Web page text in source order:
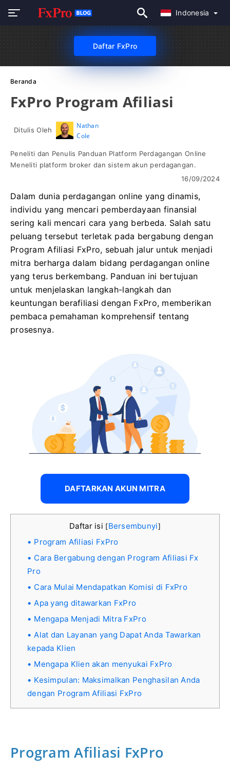
Indonesia
Daftar FxPro
Beranda
FxPro Program Afiliasi
Ditulis Oleh
Nathan
Cole
Peneliti dan Penulis Panduan Platform Perdagangan Online
Meneliti platform broker dan sistem akun perdagangan.
16/09/2024
Dalam dunia perdagangan online yang dinamis,
individu yang mencari pemberdayaan finansial
sering kali mencari cara yang berbeda. Salah satu
peluang tersebut terletak pada bergabung dengan
Program Afiliasi FxPro, sebuah jalur untuk menjadi
mitra berharga dalam bidang perdagangan online
yang terus berkembang. Panduan ini bertujuan
untuk menjelaskan langkah-langkah dan
keuntungan berafiliasi dengan FxPro, memberikan
pembaca pemahaman komprehensif tentang
prosesnya.
DAFTARKAN AKUN MITRA
Daftar isi [Bersembunyi]
Program Afiliasi FxPro
Cara Bergabung dengan Program Afiliasi Fx
Pro
Cara Mulai Mendapatkan Komisi di FxPro
Apa yang ditawarkan FxPro
Mengapa Menjadi Mitra FxPro
Alat dan Layanan yang Dapat Anda Tawarkan
kepada Klien
Mengapa Klien akan menyukai FxPro
Kesimpulan: Maksimalkan Penghasilan Anda
dengan Program Afiliasi FxPro
Program Afiliasi FxPro